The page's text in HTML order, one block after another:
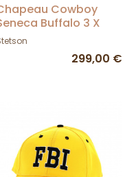
Cowboy
Buffalo 3 X
Marron -
299,00 €